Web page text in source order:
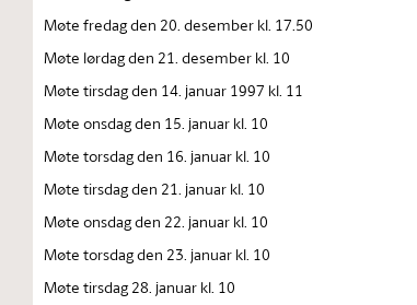
Møte fredag den 20. desember kl. 17.50
Møte lørdag den 21. desember kl. 10
Møte tirsdag den 14. januar 1997 kl. 11
Møte onsdag den 15. januar kl. 10
Møte torsdag den 16. januar kl. 10
Møte tirsdag den 21. januar kl. 10
Møte onsdag den 22. januar kl. 10
Møte torsdag den 23. januar kl. 10
Møte tirsdag 28. januar kl. 10